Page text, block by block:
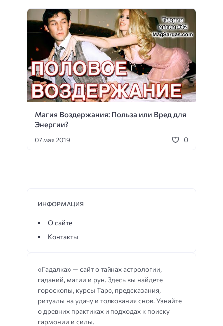
Обучение магии Практикум по магии
Магия Магическая практика
Привороты Изучение магии
Управление эмоциями Создание амулетов
Светлая магия Путь мага
Магический тест Магическая помощь
Магическое зелье Выбор амулета
Распознание ведьмы
Медитация
Разоблачение лжи
Планетарная магия Продажа души
Некромантия Шаманский ритуал
Дыхательная практика
Магия Воздержания: Польза или Вред для
Энергии?
07 мая 2019 0
«Гадалка» — сайт о тайнах астрологии,
гаданий, магии и рун. Здесь вы найдете
гороскопы, курсы Таро, предсказания,
ритуалы на удачу и толкования снов. Узнайте
о древних практиках и подходах к поиску
гармонии и силы.
ИНФОРМАЦИЯ
О сайте
Контакты